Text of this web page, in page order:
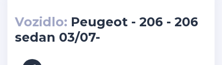
Vozidlo: Peugeot - 206 - 206
sedan 03/07-